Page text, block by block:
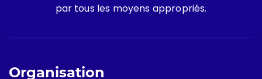
par tous les moyens appropriés.
Organisation